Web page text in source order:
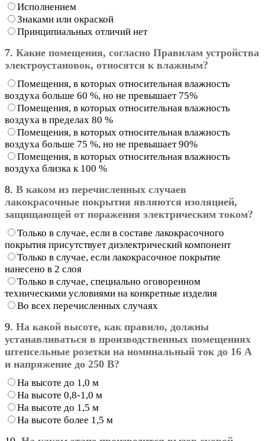
Исполнением
Знаками или окраской
Принципиальных отличий нет
7. Какие помещения, согласно Правилам устройства
электроустановок, относятся к влажным?
Помещения, в которых относительная влажность
воздуха больше 60 %, но не превышает 75%
Помещения, в которых относительная влажность
воздуха в пределах 80 %
Помещения, в которых относительная влажность
воздуха больше 75 %, но не превышает 90%
Помещения, в которых относительная влажность
воздуха близка к 100 %
8. В каком из перечисленных случаев
лакокрасочные покрытия являются изоляцией,
защищающей от поражения электрическим током?
Только в случае, если в составе лакокрасочного
покрытия присутствует диэлектрический компонент
Только в случае, если лакокрасочное покрытие
нанесено в 2 слоя
Только в случае, специально оговоренном
техническими условиями на конкретные изделия
Во всех перечисленных случаях
9. На какой высоте, как правило, должны
устанавливаться в производственных помещениях
штепсельные розетки на номинальный ток до 16 А
и напряжение до 250 В?
На высоте до 1,0 м
На высоте 0,8-1,0 м
На высоте до 1,5 м
На высоте более 1,5 м